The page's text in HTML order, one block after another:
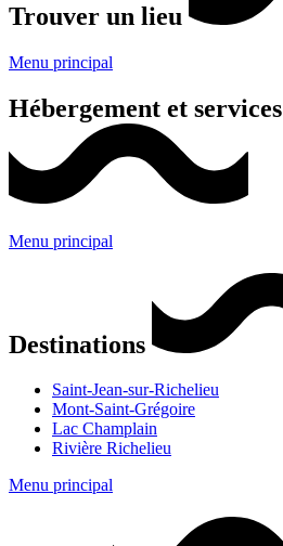
Trouver un lieu
Menu principal
Hébergement et services
Menu principal
Destinations
Saint-Jean-sur-Richelieu
Mont-Saint-Grégoire
Lac Champlain
Rivière Richelieu
Menu principal